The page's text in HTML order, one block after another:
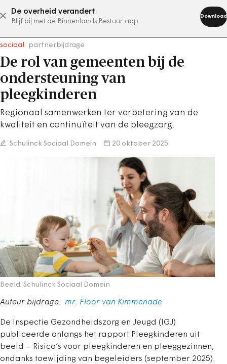
De overheid verandert
Blijf bij met de Binnenlands Bestuur app
Download
abonneer nu
sociaal partnerbijdrage
De rol van gemeenten bij de
ondersteuning van
pleegkinderen
Regionaal samenwerken ter verbetering van de
kwaliteit en continuïteit van de pleegzorg.
Schulinck Sociaal Domein 20 oktober 2025
Beeld: Schulinck Sociaal Domein
Auteur bijdrage: mr. Floor van Kimmenade
De Inspectie Gezondheidszorg en Jeugd (IGJ)
publiceerde onlangs het rapport Pleegkinderen uit
beeld – Risico’s voor pleegkinderen en pleeggezinnen,
ondanks toewijding van begeleiders (september 2025).